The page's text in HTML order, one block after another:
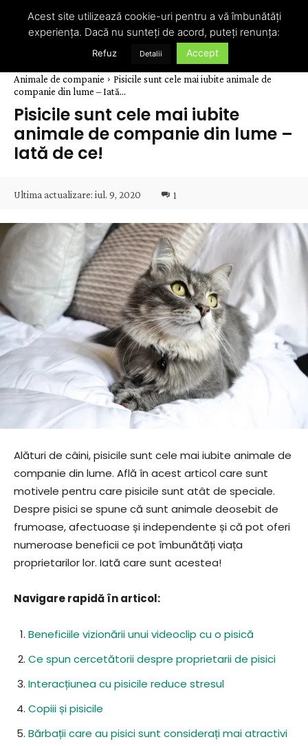
Animale de companie
Pisicile sunt cele mai iubite animale de
companie din lume – Iată...
Pisicile sunt cele mai iubite
animale de companie din lume –
Iată de ce!
Ultima actualizare: iul. 9, 2020 1
Alături de câini, pisicile sunt cele mai iubite animale de
companie din lume. Află în acest articol care sunt
motivele pentru care pisicile sunt atât de speciale.
Despre pisici se spune că sunt animale deosebit de
frumoase, afectuoase și independente și că pot oferi
numeroase beneficii ce pot îmbunătăți viața
proprietarilor lor. Iată care sunt acestea!
Navigare rapidă în articol:
Beneficiile vizionării unui videoclip cu o pisică
Ce spun cercetătorii despre proprietarii de pisici
Interacțiunea cu pisicile reduce stresul
Copiii și pisicile
Bărbații care au pisici sunt considerați mai atractivi
Acest site utilizează cookie-uri pentru a vă îmbunătăți
experiența. Dacă nu sunteți de acord, puteți renunța:
Refuz Detalii Accept